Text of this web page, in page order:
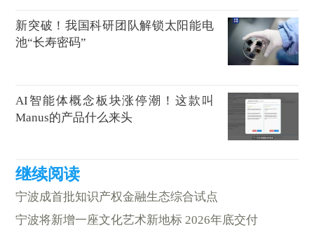
新突破！我国科研团队解锁太阳能电
池“长寿密码”
AI智能体概念板块涨停潮！这款叫
Manus的产品什么来头
宁波成首批知识产权金融生态综合试点
宁波将新增一座文化艺术新地标 2026年底交付